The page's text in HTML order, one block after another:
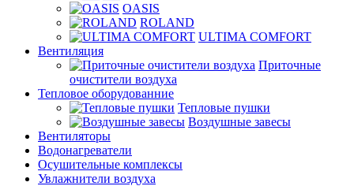
OASIS
ROLAND
ULTIMA COMFORT
Вентиляция
Приточные
очистители воздуха
Тепловое оборудованние
Тепловые пушки
Воздушные завесы
Вентиляторы
Водонагреватели
Осушительные комплексы
Увлажнители воздуха